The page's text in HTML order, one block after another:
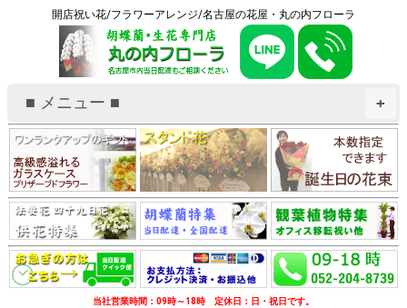
開店祝い花/フラワーアレンジ/名古屋の花屋・丸の内フローラ
+
■ メニュー ■
当社営業時間：09時～18時 定休日：日・祝日です。